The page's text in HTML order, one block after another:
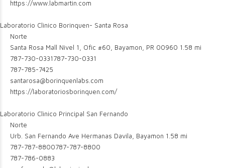
https://www.labmartin.com
Laboratorio Clinico Borinquen- Santa Rosa
Norte
Santa Rosa Mall Nivel 1, Ofic #60, Bayamon, PR 00960 1.58 mi
787-730-0331787-730-0331
787-785-7425
santarosa@borinquenlabs.com
https://laboratoriosborinquen.com/
Laboratorio Clinico Principal San Fernando
Norte
Urb. San Fernando Ave Hermanas Davila, Bayamon 1.58 mi
787-787-8800787-787-8800
787-786-0883